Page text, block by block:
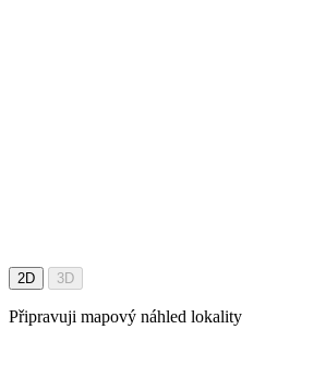
2D 3D
Připravuji mapový náhled lokality